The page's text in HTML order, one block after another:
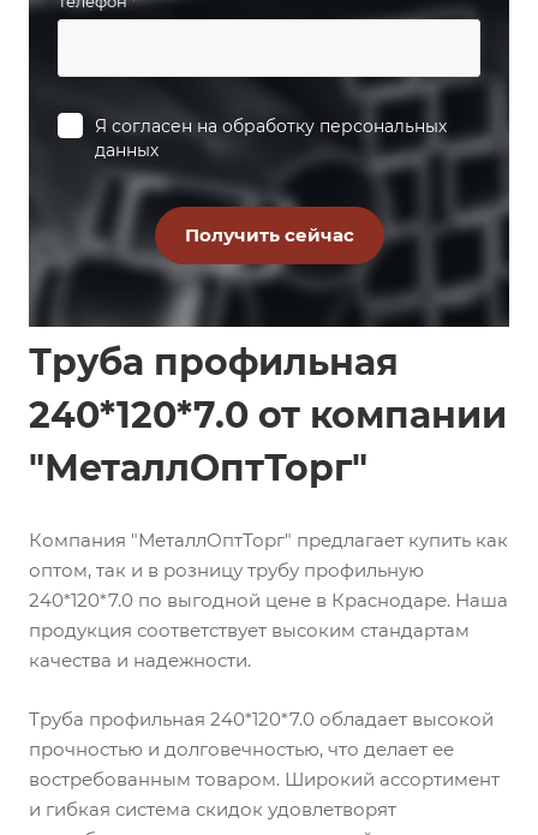
Я согласен на обработку персональных
данных
Труба профильная
240*120*7.0 от компании
"МеталлОптТорг"
Компания "МеталлОптТорг" предлагает купить как
оптом, так и в розницу трубу профильную
240*120*7.0 по выгодной цене в Краснодаре. Наша
продукция соответствует высоким стандартам
качества и надежности.
Труба профильная 240*120*7.0 обладает высокой
прочностью и долговечностью, что делает ее
востребованным товаром. Широкий ассортимент
и гибкая система скидок удовлетворят